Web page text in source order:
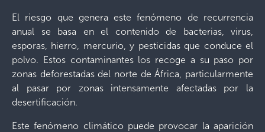
El riesgo que genera este fenómeno de recurrencia
anual se basa en el contenido de bacterias, virus,
esporas, hierro, mercurio, y pesticidas que conduce el
polvo. Estos contaminantes los recoge a su paso por
zonas deforestadas del norte de África, particularmente
al pasar por zonas intensamente afectadas por la
desertificación.
Este fenómeno climático puede provocar la aparición